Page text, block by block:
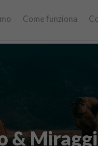
Come funziona
& Miraggi